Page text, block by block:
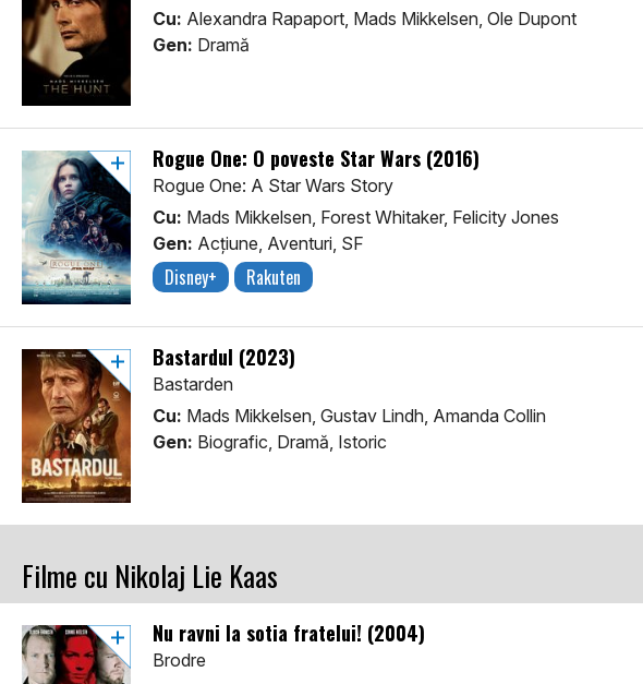
Cu: Alexandra Rapaport, Mads Mikkelsen, Ole Dupont
Gen: Dramă
Rogue One: O poveste Star Wars (2016)
Rogue One: A Star Wars Story
Cu: Mads Mikkelsen, Forest Whitaker, Felicity Jones
Gen: Acţiune, Aventuri, SF
Disney+ Rakuten
Bastardul (2023)
Bastarden
Cu: Mads Mikkelsen, Gustav Lindh, Amanda Collin
Gen: Biografic, Dramă, Istoric
Filme cu Nikolaj Lie Kaas
Nu ravni la sotia fratelui! (2004)
Brodre